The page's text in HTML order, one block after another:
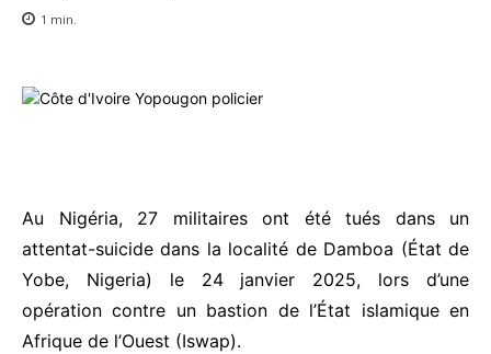
1 min.
Au Nigéria, 27 militaires ont été tués dans un
attentat-suicide dans la localité de Damboa (État de
Yobe, Nigeria) le 24 janvier 2025, lors d’une
opération contre un bastion de l’État islamique en
Afrique de l’Ouest (Iswap).